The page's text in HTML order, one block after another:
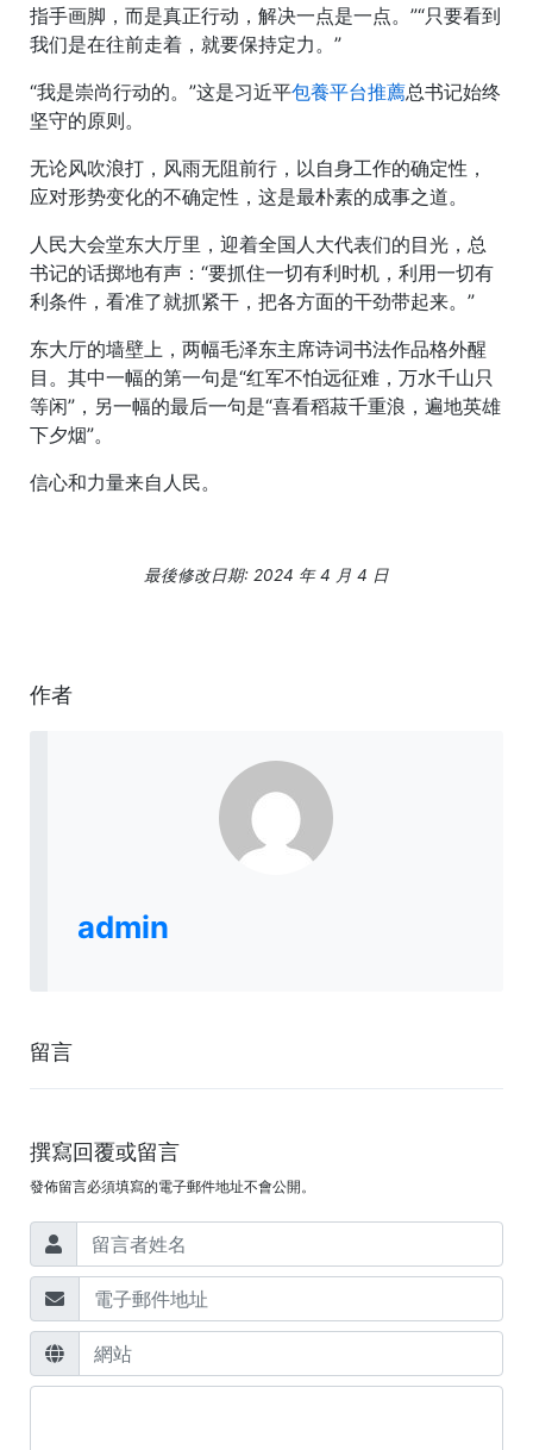
指手画脚，而是真正行动，解决一点是一点。”“只要看到
我们是在往前走着，就要保持定力。”
“我是崇尚行动的。”这是习近平包養平台推薦总书记始终
坚守的原则。
无论风吹浪打，风雨无阻前行，以自身工作的确定性，
应对形势变化的不确定性，这是最朴素的成事之道。
人民大会堂东大厅里，迎着全国人大代表们的目光，总
书记的话掷地有声：“要抓住一切有利时机，利用一切有
利条件，看准了就抓紧干，把各方面的干劲带起来。”
东大厅的墙壁上，两幅毛泽东主席诗词书法作品格外醒
目。其中一幅的第一句是“红军不怕远征难，万水千山只
等闲”，另一幅的最后一句是“喜看稻菽千重浪，遍地英雄
下夕烟”。
信心和力量来自人民。
最後修改日期: 2024 年 4 月 4 日
作者
admin
留言
撰寫回覆或留言
發佈留言必須填寫的電子郵件地址不會公開。